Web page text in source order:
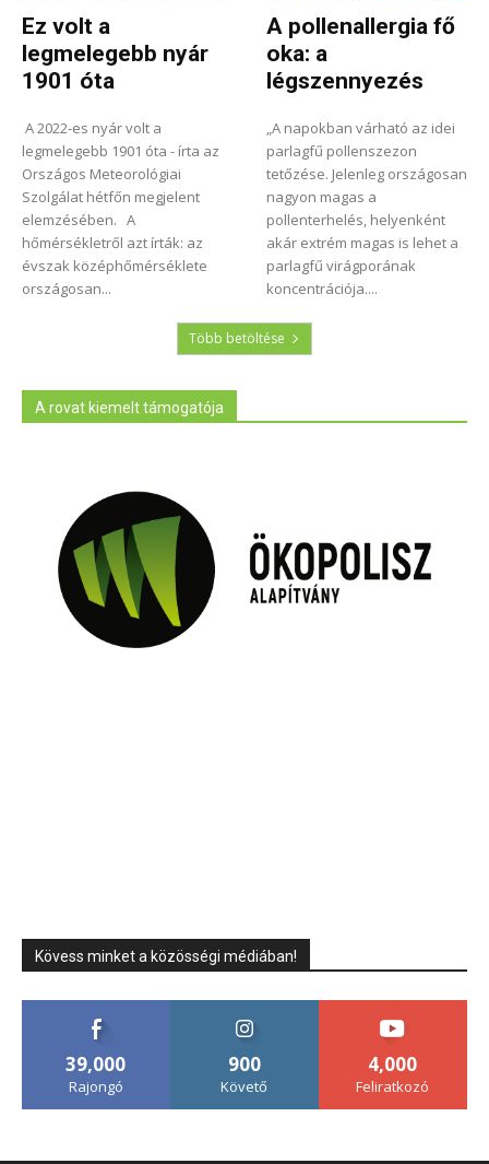
Ez volt a
legmelegebb nyár
1901 óta
A 2022-es nyár volt a
legmelegebb 1901 óta - írta az
Országos Meteorológiai
Szolgálat hétfőn megjelent
elemzésében. A
hőmérsékletről azt írták: az
évszak középhőmérséklete
országosan...
A pollenallergia fő
oka: a
légszennyezés
„A napokban várható az idei
parlagfű pollenszezon
tetőzése. Jelenleg országosan
nagyon magas a
pollenterhelés, helyenként
akár extrém magas is lehet a
parlagfű virágporának
koncentrációja....
Több betöltése
A rovat kiemelt támogatója
Kövess minket a közösségi médiában!
39,000
Rajongó
900
Követő
4,000
Feliratkozó